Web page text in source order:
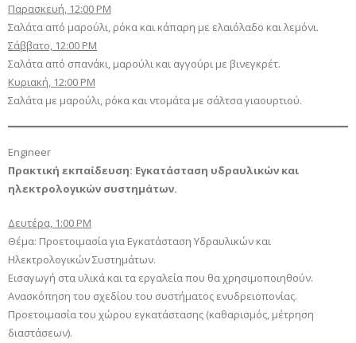
Παρασκευή, 12:00 PM
Σαλάτα από μαρούλι, ρόκα και κάπαρη με ελαιόλαδο και λεμόνι.
Σάββατο, 12:00 PM
Σαλάτα από σπανάκι, μαρούλι και αγγούρι με βινεγκρέτ.
Κυριακή, 12:00 PM
Σαλάτα με μαρούλι, ρόκα και ντομάτα με σάλτσα γιαουρτιού.
Engineer
Πρακτική εκπαίδευση: Εγκατάσταση υδραυλικών και
ηλεκτρολογικών συστημάτων.
Δευτέρα, 1:00 PM
Θέμα: Προετοιμασία για Εγκατάσταση Υδραυλικών και
Ηλεκτρολογικών Συστημάτων.
Εισαγωγή στα υλικά και τα εργαλεία που θα χρησιμοποιηθούν.
Ανασκόπηση του σχεδίου του συστήματος ενυδρειοπονίας.
Προετοιμασία του χώρου εγκατάστασης (καθαρισμός, μέτρηση
διαστάσεων).